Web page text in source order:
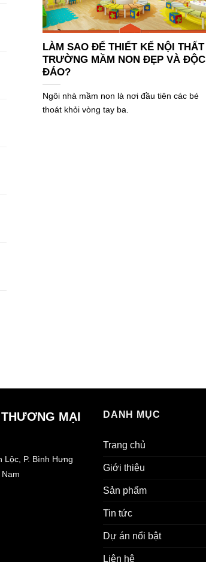
LÀM SAO ĐỂ THIẾT KẾ NỘI THẤT
TRƯỜNG MẦM NON ĐẸP VÀ ĐỘC
ĐÁO?
Ngôi nhà mầm non là nơi đầu tiên các bé
thoát khỏi vòng tay ba.
MẠI
Lộc, P. Bình Hưng
DANH MỤC
Trang chủ
Giới thiệu
Sản phẩm
Tin tức
Dự án nổi bật
Liên hệ